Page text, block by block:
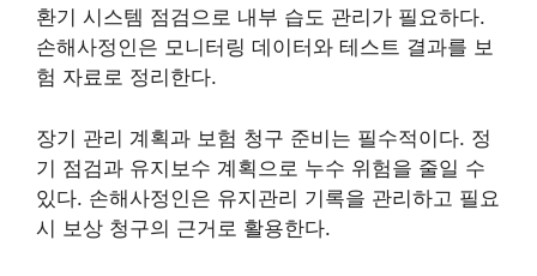
환기 시스템 점검으로 내부 습도 관리가 필요하다.
손해사정인은 모니터링 데이터와 테스트 결과를 보
험 자료로 정리한다.
장기 관리 계획과 보험 청구 준비는 필수적이다. 정
기 점검과 유지보수 계획으로 누수 위험을 줄일 수
있다. 손해사정인은 유지관리 기록을 관리하고 필요
시 보상 청구의 근거로 활용한다.